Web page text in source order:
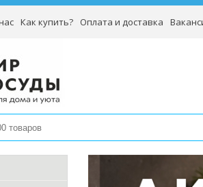
Как купить? Оплата и доставка